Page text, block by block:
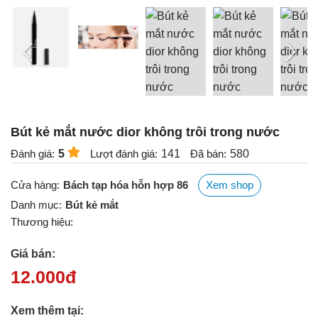
Bút kẻ mắt nước dior không trôi trong nước
Đánh giá: 5 Lượt đánh giá: 141 Đã bán: 580
Cửa hàng: Bách tạp hóa hỗn hợp 86
Xem shop
Danh mục: Bút kẻ mắt
Thương hiệu:
Giá bán:
12.000đ
Xem thêm tại: